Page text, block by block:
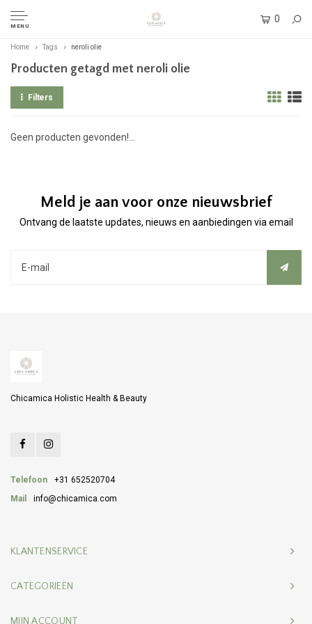
MENU
0
Home Tags neroli olie
Producten getagd met neroli olie
Filters
Geen producten gevonden!...
Meld je aan voor onze nieuwsbrief
Ontvang de laatste updates, nieuws en aanbiedingen via email
Chicamica Holistic Health & Beauty
Telefoon
+31 652520704
Mail
info@chicamica.com
KLANTENSERVICE
CATEGORIEËN
MIJN ACCOUNT